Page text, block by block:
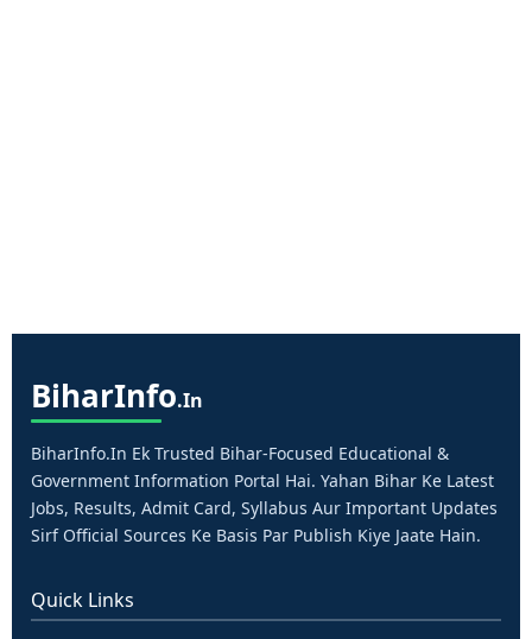
BiharInfo.in
BiharInfo.in Ek Trusted Bihar-Focused Educational &
Government Information Portal Hai. Yahan Bihar Ke Latest
Jobs, Results, Admit Card, Syllabus Aur Important Updates
Sirf Official Sources Ke Basis Par Publish Kiye Jaate Hain.
Quick Links